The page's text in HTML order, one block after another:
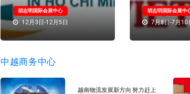
胡志明国际会展中心
12月3日-12月5日
胡志明国际会展中
7月8日-7月10
中越商务中心
越南物流发展新方向 努力赶上